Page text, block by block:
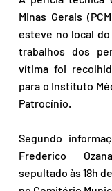
Minas Gerais
esteve no local
trabalhos dos
vítima foi
para o Instituto
Patrocínio.
Segundo
Frederico
sepultado às 18h